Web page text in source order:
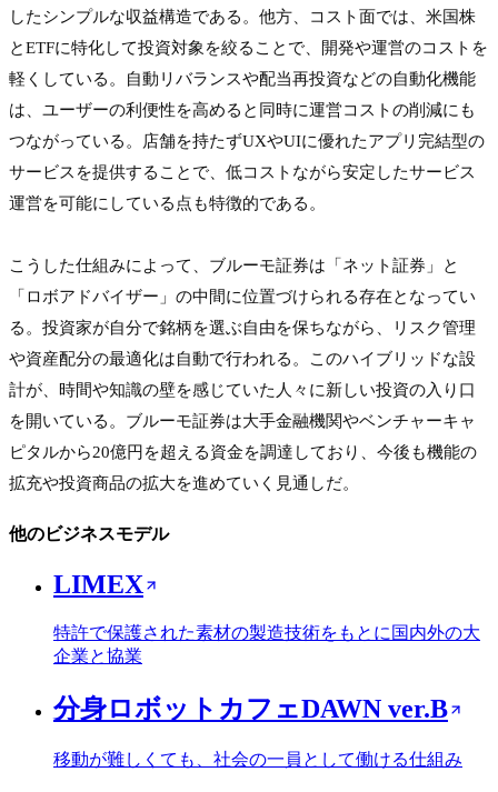
したシンプルな収益構造である。他方、コスト面では、米国株
とETFに特化して投資対象を絞ることで、開発や運営のコストを
軽くしている。自動リバランスや配当再投資などの自動化機能
は、ユーザーの利便性を高めると同時に運営コストの削減にも
つながっている。店舗を持たずUXやUIに優れたアプリ完結型の
サービスを提供することで、低コストながら安定したサービス
運営を可能にしている点も特徴的である。
こうした仕組みによって、ブルーモ証券は「ネット証券」と
「ロボアドバイザー」の中間に位置づけられる存在となってい
る。投資家が自分で銘柄を選ぶ自由を保ちながら、リスク管理
や資産配分の最適化は自動で行われる。このハイブリッドな設
計が、時間や知識の壁を感じていた人々に新しい投資の入り口
を開いている。ブルーモ証券は大手金融機関やベンチャーキャ
ピタルから20億円を超える資金を調達しており、今後も機能の
拡充や投資商品の拡大を進めていく見通しだ。
他のビジネスモデル
LIMEX
特許で保護された素材の製造技術をもとに国内外の大
企業と協業
分身ロボットカフェDAWN ver.B
移動が難しくても、社会の一員として働ける仕組み